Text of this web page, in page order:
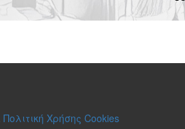
Πολιτική Χρήσης Cookies